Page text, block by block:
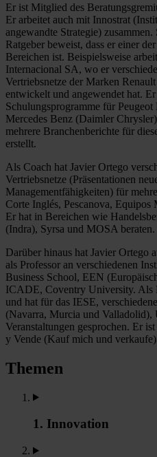
Er ist Mitglied des
Er arbeitet auch mit Innostrat
angewandte Strategie)
Ratgeber beweist, dass er einer
Bereichen ist. Beispielsweise
Internacional SA, wo er
Vertriebsnetze der Marken
entwickelt und angewendet hat.
Schulungsprogramme für Peugeot
Mercedes Benz (Daimler
mehrere Branchenberichte für
erstellt.
Als Coach hat Javier Ortego
Vertriebsnetze (Präsentationen
Managementfähigkeiten) für
Corte Inglés, Pescanova, Equipos
Er hat in Bereichen wie
(Indra), Syrsa und MOSA beraten.
Darüber hinaus hat Javier Ortego
als Professor an verschiedenen
Business School, EEN
ICADE, Coventry University. Als
und hat für das IESE,
(Navarra, Murcia und Valladolid),
Veranstaltungen gesprochen. Er
y Vende (Kauf mich und
Themen
1. Innovation